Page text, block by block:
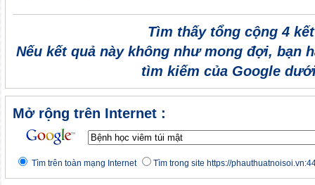
Tìm thấy tổng cộng 4
Nếu kết quả này không như mong đợi, bạn
tìm kiếm của Google
Mở rộng trên Internet :
Tìm trên toàn mạng Internet Tìm trong site https://